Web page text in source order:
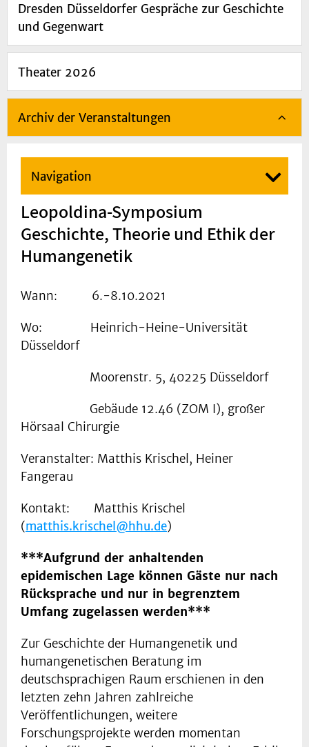
Dresden Düsseldorfer Gespräche zur Geschichte
und Gegenwart
Theater 2026
Archiv der Veranstaltungen
Navigation
Leopoldina-Symposium
Geschichte, Theorie und Ethik der
Humangenetik
Wann: 6.-8.10.2021
Wo: Heinrich-Heine-Universität
Düsseldorf
Moorenstr. 5, 40225 Düsseldorf
Gebäude 12.46 (ZOM I), großer
Hörsaal Chirurgie
Veranstalter: Matthis Krischel, Heiner
Fangerau
Kontakt: Matthis Krischel
(matthis.krischel@hhu.de)
***Aufgrund der anhaltenden
epidemischen Lage können Gäste nur nach
Rücksprache und nur in begrenztem
Umfang zugelassen werden***
Zur Geschichte der Humangenetik und
humangenetischen Beratung im
deutschsprachigen Raum erschienen in den
letzten zehn Jahren zahlreiche
Veröffentlichungen, weitere
Forschungsprojekte werden momentan